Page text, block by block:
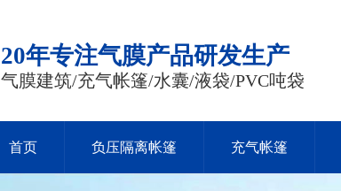
20年专注气膜产品研发生产
气膜建筑/充气帐篷/水囊/液袋/PVC吨袋
首页 负压隔离帐篷 充气帐篷